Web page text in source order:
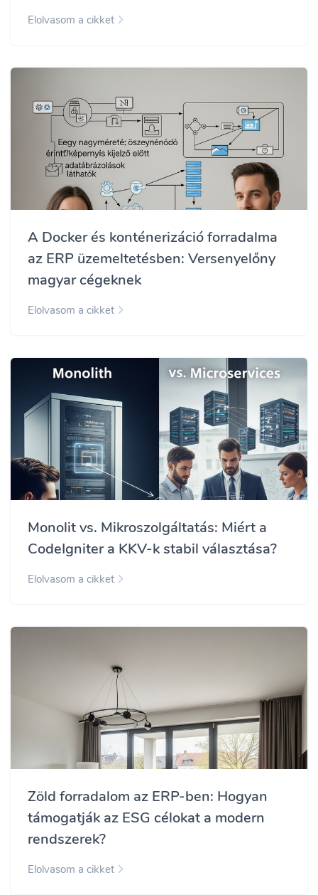
Elolvasom a cikket
A Docker és konténerizáció forradalma
az ERP üzemeltetésben: Versenyelőny
magyar cégeknek
Elolvasom a cikket
Monolit vs. Mikroszolgáltatás: Miért a
CodeIgniter a KKV-k stabil választása?
Elolvasom a cikket
Zöld forradalom az ERP-ben: Hogyan
támogatják az ESG célokat a modern
rendszerek?
Elolvasom a cikket